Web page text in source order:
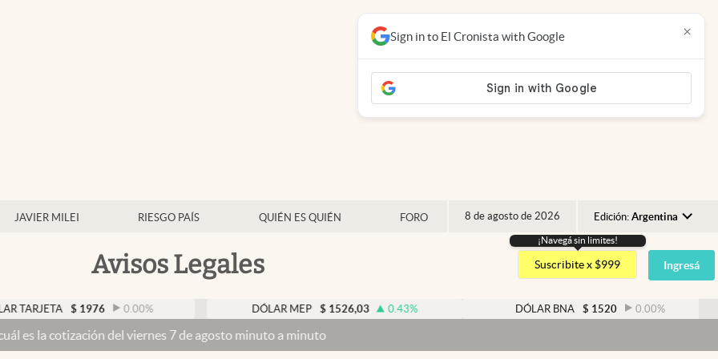
JAVIER MILEI RIESGO PAÍS QUIÉN ES QUIÉN FORO 8 de agosto de 2026 Edición: Argentina
Argentina
España
USA
Avisos Legales
¡Navegá sin limites!
Suscribite x $999 Ingresá
$ 1976 0.00% DÓLAR MEP $ 1526,03 0.43% DÓLAR BNA $ 1520 0.00%
del viernes 7 de agosto minuto a minuto
Sign in to El Cronista with Google ×